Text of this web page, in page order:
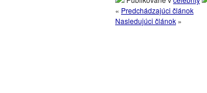
« Predchádzajúci článok
Nasledujúci článok »